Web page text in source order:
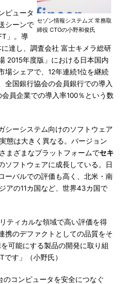
セゾン情報システムズ 常務取
締役 CTOの小野和俊氏
ピュータ
シーンで
」。導
達し、調査会社 富士キメラ総研
2015年度版」における日本国内
場シェアで、12年連続1位を継続
全国銀行協会の会員銀行での導入
員企業での導入率100％という数
ーシステム向けのソフトウェア
態は大きく異なる。バージョン
まざまなプラットフォームでセキ
ソフトウェアに成長している。日
ーバルでの評価も高く、北米・南
アの11カ国など、世界43カ国で
ティカルな領域で高い評価を得
携のデファクトとしての品質をそ
可能にする製品の開発に取り組
す」（小野氏）
コンピュータを安全につなぐ